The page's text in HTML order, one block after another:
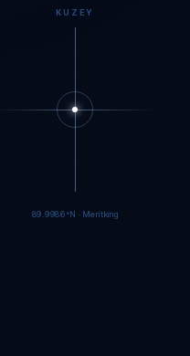
KUZEY
89.9983°N · Meritking